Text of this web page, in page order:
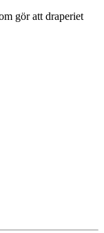
gör att draperiet